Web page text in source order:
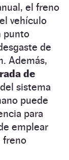
el freno
vehículo
punto
de
Además,
de
sistema
puede
para
emplear
freno